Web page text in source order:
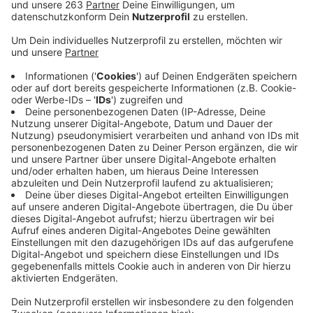
Die Freiwillige Feuerwehr Hilchenbach musste im
weniger als 2022. Darunter waren 62 Brandeinsätze
und 41 technische Hilfeleistungen. 19mal musste die
Feuerwehr wegen Sturmschäden ausrücken. Diese
Zahlen hat stellvertretender Feuerwehrleiter Jürgen
Saßmannshausen jetzt bei der
Jahresdienstbesprechung vorgestellt. In Hilchenbach
gibt es rund 250 aktive Feuerwehrleute, knapp
80 Mitglieder in der Jugendfeuerwehr sowie drei
Kinderfeuerwehren. Bei Einsätzen, Übungs- und
Ausbildungsdiensten, bei Schulungen, Lehrgängen,
Brandsicherheitsdienst und Hydrantenprüfungen
wurden im vergangenen Jahr insgesamt rund 21.600
Stunden geleistet. “Wir sind damit sicherlich nah an
unserer Belastungsgrenze,” so Jürgen